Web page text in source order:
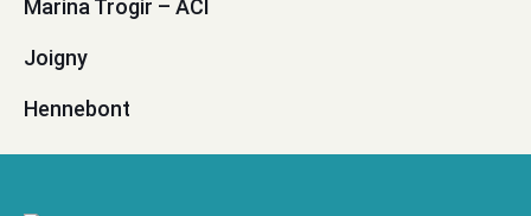
Marina Trogir – ACI
Joigny
Hennebont